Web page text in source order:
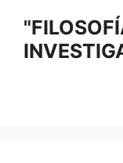
contenido